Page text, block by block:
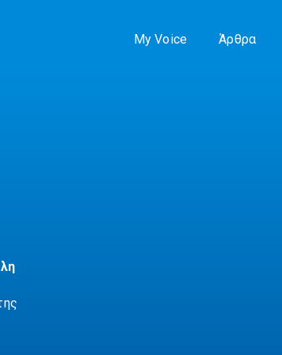
My Voice Άρθρα